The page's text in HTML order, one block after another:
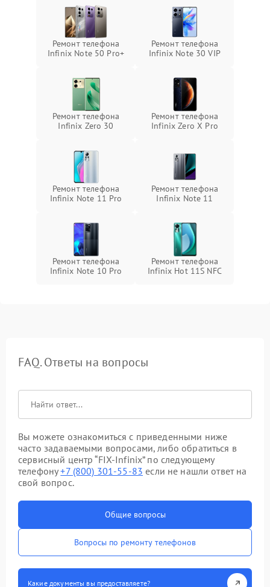
Ремонт телефона
Infinix Note 50 Pro+
Ремонт телефона
Infinix Note 30 VIP
Ремонт телефона
Infinix Zero 30
Ремонт телефона
Infinix Zero X Pro
Ремонт телефона
Infinix Note 11 Pro
Ремонт телефона
Infinix Note 11
Ремонт телефона
Infinix Note 10 Pro
Ремонт телефона
Infinix Hot 11S NFC
FAQ. Ответы на вопросы
Вы можете ознакомиться с приведенными ниже
часто задаваемыми вопросами, либо обратиться в
сервисный центр “FIX-Infinix” по следующему
телефону+7 (800) 301-55-83 если не нашли ответ на
свой вопрос.
Общие вопросы
Вопросы по ремонту телефонов
Какие документы вы предоставляете?